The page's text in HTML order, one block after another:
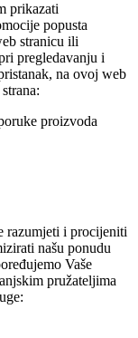
prikazati
popusta
stranicu ili
pregledavanju i
na ovoj web
proizvoda
razumjeti i procijeniti
našu ponudu
Vaše
pružateljima